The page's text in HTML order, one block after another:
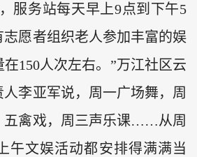
服务站每天早上9点到下午5
志愿者组织老人参加丰富的娱
150人次左右。”万江社区云
李亚军说，周一广场舞，周
五禽戏，周三声乐课……从周
午文娱活动都安排得满满当